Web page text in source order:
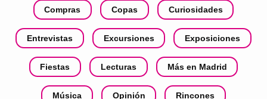
Compras Copas Curiosidades
Entrevistas Excursiones Exposiciones
Fiestas Lecturas Más en Madrid
Música Opinión Rincones